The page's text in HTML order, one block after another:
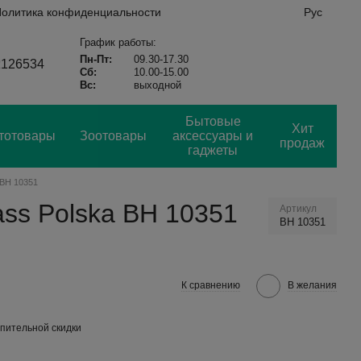
конфиденциальности
Рус
График работы:
Пн-Пт:
09.30-17.30
Сб:
10.00-15.00
Вс:
выходной
Зоотовары
Бытовые
аксессуары и
гаджеты
Хит
продаж
10351
Polska BH 10351 Артикул
BH 10351
К сравнению В желания
скидки